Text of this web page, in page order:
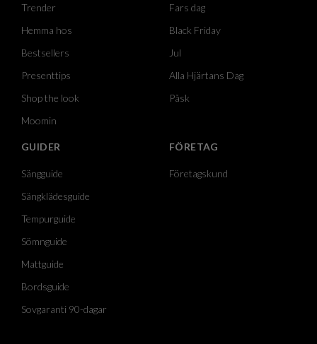
Trender
Hemma hos
Bestsellers
Presenttips
Shop the look
Moomin
Fars dag
Black Friday
Jul
Alla Hjärtans Dag
Påsk
GUIDER
Sängguide
Sängklädesguide
Tempurguide
Sömnguide
Mattguide
Bordsguide
Sovgaranti 90-dagar
FÖRETAG
Företagskund